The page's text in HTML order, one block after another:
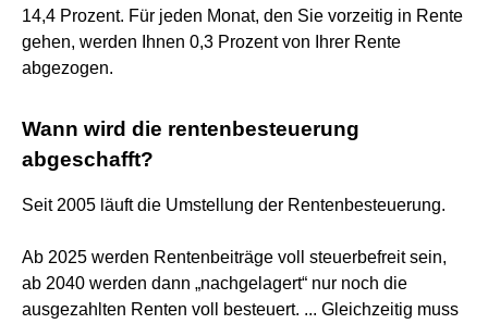
14,4 Prozent. Für jeden Monat, den Sie vorzeitig in Rente
gehen, werden Ihnen 0,3 Prozent von Ihrer Rente
abgezogen.
Wann wird die rentenbesteuerung
abgeschafft?
Seit 2005 läuft die Umstellung der Rentenbesteuerung.
Ab 2025 werden Rentenbeiträge voll steuerbefreit sein,
ab 2040 werden dann „nachgelagert“ nur noch die
ausgezahlten Renten voll besteuert. ... Gleichzeitig muss